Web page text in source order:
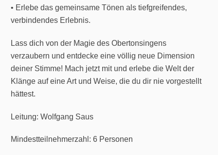
• Erlebe das gemeinsame Tönen als tiefgreifendes,
verbindendes Erlebnis.
Lass dich von der Magie des Obertonsingens
verzaubern und entdecke eine völlig neue Dimension
deiner Stimme! Mach jetzt mit und erlebe die Welt der
Klänge auf eine Art und Weise, die du dir nie vorgestellt
hättest.
Leitung:Wolfgang Saus
Mindestteilnehmerzahl: 6 Personen